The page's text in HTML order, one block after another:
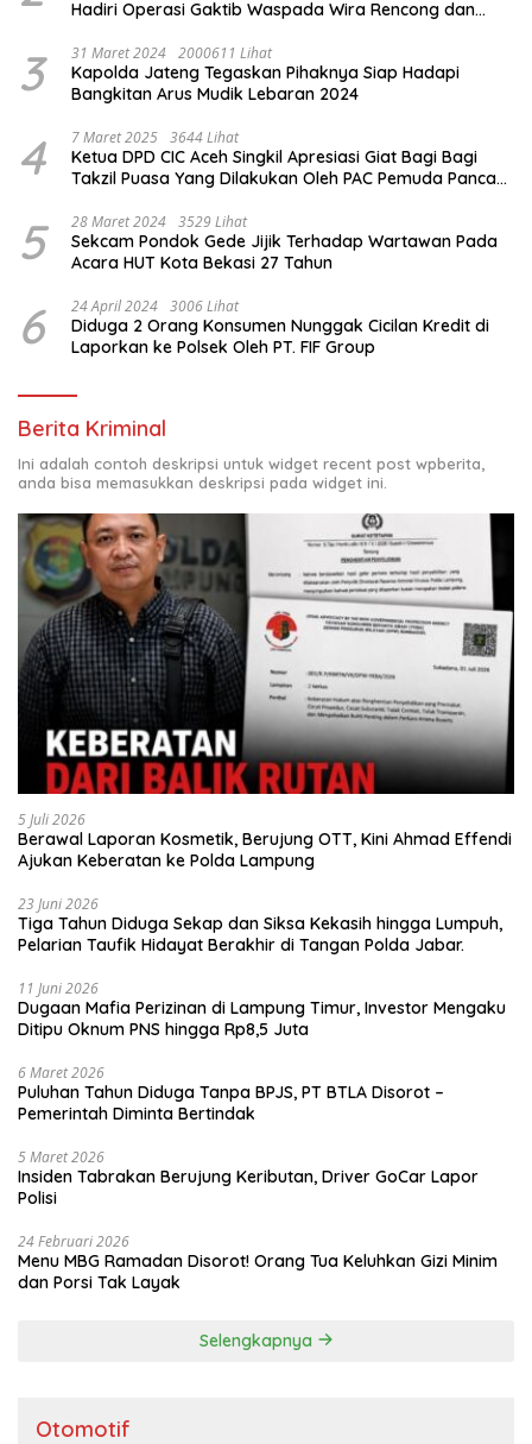
Hadiri Operasi Gaktib Waspada Wira Rencong dan
3 31 Maret 2024 2000611 Lihat
Kapolda Jateng Tegaskan Pihaknya Siap Hadapi
Bangkitan Arus Mudik Lebaran 2024
4 7 Maret 2025 3644 Lihat
Ketua DPD CIC Aceh Singkil Apresiasi Giat Bagi Bagi
Takzil Puasa Yang Dilakukan Oleh PAC Pemuda Panca
Meriah Kabupaten Aceh Singkil
5 28 Maret 2024 3529 Lihat
Sekcam Pondok Gede Jijik Terhadap Wartawan Pada
Acara HUT Kota Bekasi 27 Tahun
6 24 April 2024 3006 Lihat
Diduga 2 Orang Konsumen Nunggak Cicilan Kredit di
Laporkan ke Polsek Oleh PT. FIF Group
Berita Kriminal
Ini adalah contoh deskripsi untuk widget recent post wpberita,
anda bisa memasukkan deskripsi pada widget ini.
5 Juli 2026
Berawal Laporan Kosmetik, Berujung OTT, Kini Ahmad Effendi
Ajukan Keberatan ke Polda Lampung
23 Juni 2026
Tiga Tahun Diduga Sekap dan Siksa Kekasih hingga Lumpuh,
Pelarian Taufik Hidayat Berakhir di Tangan Polda Jabar.
11 Juni 2026
Dugaan Mafia Perizinan di Lampung Timur, Investor Mengaku
Ditipu Oknum PNS hingga Rp8,5 Juta
6 Maret 2026
Puluhan Tahun Diduga Tanpa BPJS, PT BTLA Disorot –
Pemerintah Diminta Bertindak
5 Maret 2026
Insiden Tabrakan Berujung Keributan, Driver GoCar Lapor
Polisi
24 Februari 2026
Menu MBG Ramadan Disorot! Orang Tua Keluhkan Gizi Minim
dan Porsi Tak Layak
Selengkapnya
Otomotif